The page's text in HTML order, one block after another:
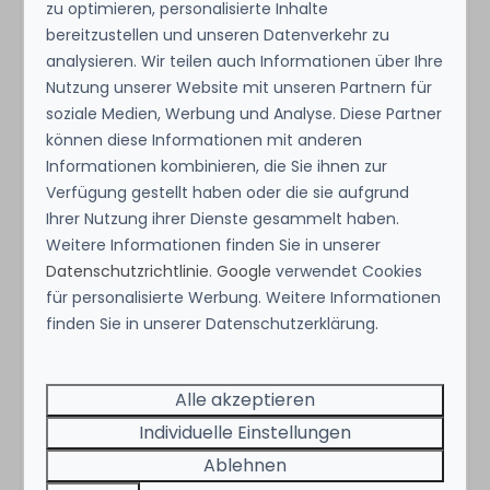
Tuin met veel groen
Standort
Egmond
Themen
Kids
Romantic
Unique location
Close to village
Detached
Zeig mehr ↓
Energie-Label:
zu optimieren, personalisierte Inhalte
bereitzustellen und unseren Datenverkehr zu
analysieren. Wir teilen auch Informationen über Ihre
Nutzung unserer Website mit unseren Partnern für
soziale Medien, Werbung und Analyse. Diese Partner
können diese Informationen mit anderen
Informationen kombinieren, die Sie ihnen zur
Verfügung gestellt haben oder die sie aufgrund
Ihrer Nutzung ihrer Dienste gesammelt haben.
Weitere Informationen finden Sie in unserer
Datenschutzrichtlinie.Google verwendet Cookies
für personalisierte Werbung. Weitere Informationen
finden Sie in unserer Datenschutzerklärung.
Alle akzeptieren
Individuelle Einstellungen
Ablehnen